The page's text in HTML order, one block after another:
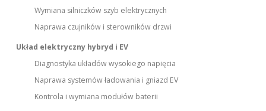
Wymiana silniczków szyb elektrycznych
Naprawa czujników i sterowników drzwi
Układ elektryczny hybryd i EV
Diagnostyka układów wysokiego napięcia
Naprawa systemów ładowania i gniazd EV
Kontrola i wymiana modułów baterii